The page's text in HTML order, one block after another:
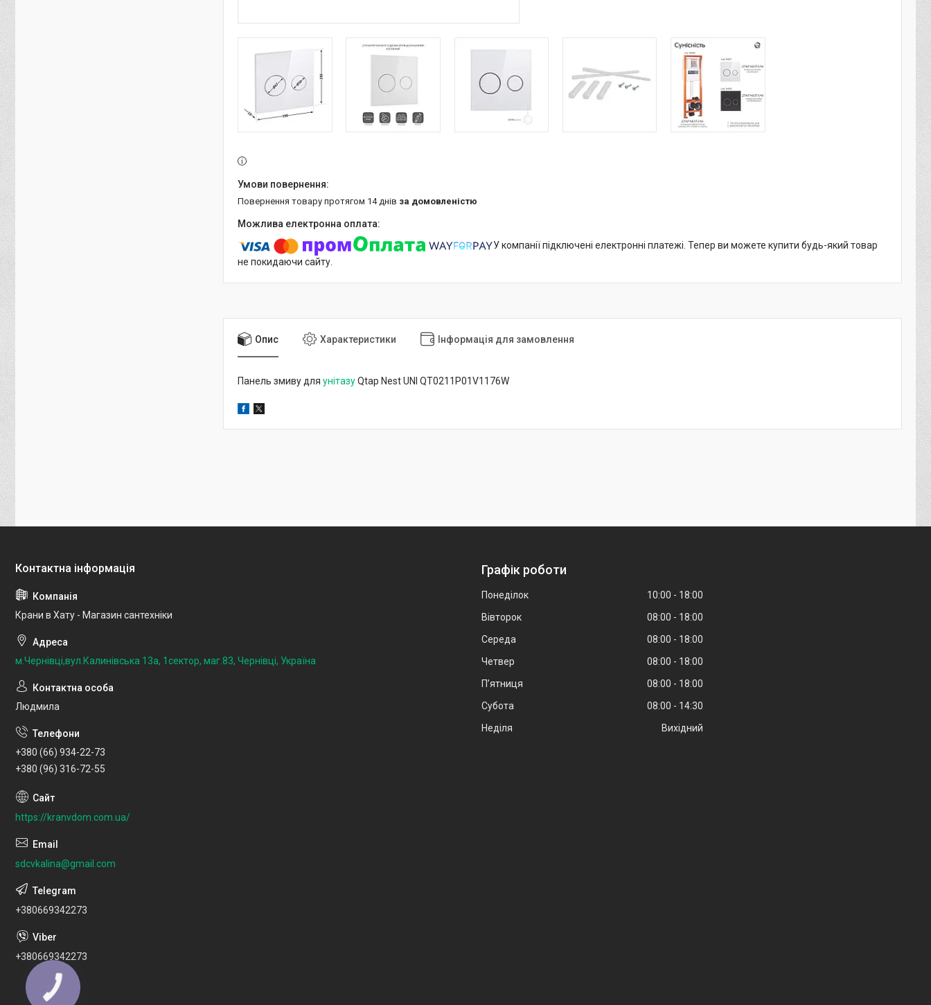
повернення товару протягом 14 днів за домовленістю
У компанії підключені електронні платежі. Тепер ви можете купити будь-який товар
не покидаючи сайту.
Опис Характеристики Інформація для замовлення
Панель змиву для унітазуQtap Nest UNI QT0211P01V1176W
Крани в Хату - Магазин сантехніки
м.Чернівці,вул.Калинівська 13а, 1сектор, маг.83, Чернівці, Україна
Людмила
+380 (66) 934-22-73
+380 (96) 316-72-55
https://kranvdom.com.ua/
sdcvkalina@gmail.com
+380669342273
+380669342273
Графік роботи
Понеділок 10:00
18:00
Вівторок
08:00
18:00
Середа
08:00
18:00
Четвер
08:00
18:00
Пʼятниця
08:00
18:00
Субота
08:00
14:30
Неділя
Вихідний
КНОПКА
ЗВ'ЯЗКУ